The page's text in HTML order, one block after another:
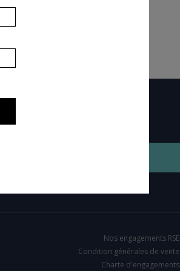
Nos engagements RSE
Condition générales de vente
Charte d'engagements